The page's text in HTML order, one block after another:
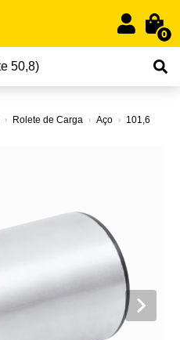
0
Rolete de Carga Aço 101,6